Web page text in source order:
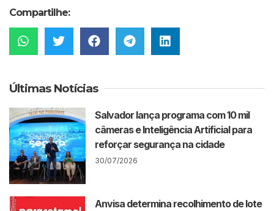
Compartilhe:
Últimas Notícias
Salvador lança programa com 10 mil
câmeras e Inteligência Artificial para
reforçar segurança na cidade
30/07/2026
Anvisa determina recolhimento de lote